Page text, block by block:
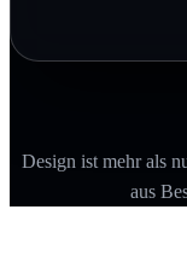
Design ist mehr als
aus